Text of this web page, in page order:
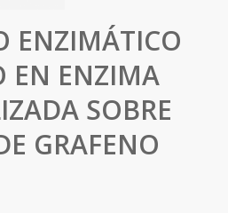
ENZIMÁTICO
EN ENZIMA
SOBRE
GRAFENO